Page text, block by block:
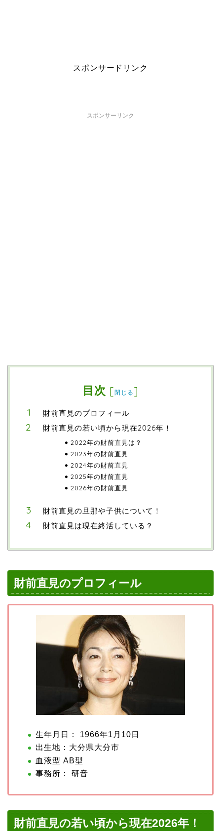
スポンサードリンク
スポンサーリンク
目次 [閉じる ]
財前直見のプロフィール
財前直見の若い頃から現在2026年！
2022年の財前直見は？
2023年の財前直見
2024年の財前直見
2025年の財前直見
2026年の財前直見
財前直見の旦那や子供について！
財前直見は現在終活している？
財前直見のプロフィール
生年月日： 1966年1月10日
出生地：大分県大分市
血液型 AB型
事務所： 研音
財前直見の若い頃から現在2026年！